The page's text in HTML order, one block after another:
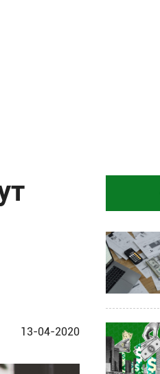
13-04-2020